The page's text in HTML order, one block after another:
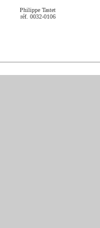
Philippe Tastet
réf. 0032-0106